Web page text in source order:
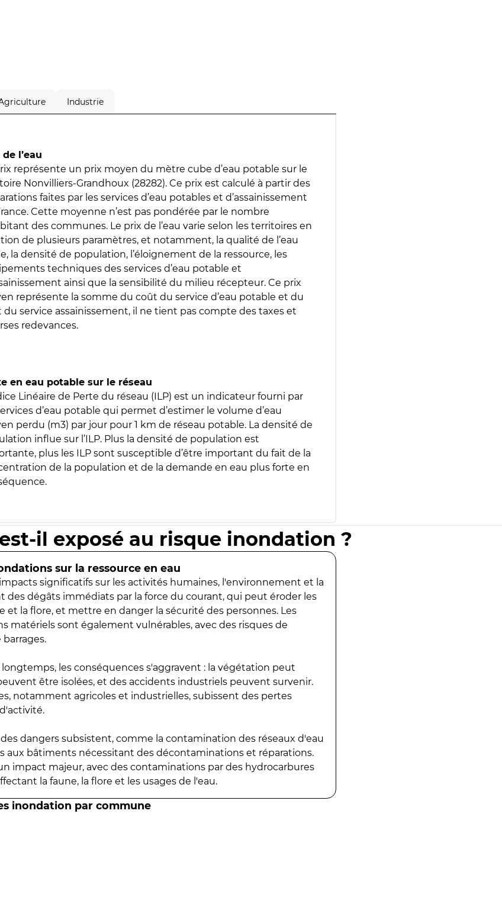
Industrie
l’eau
représente un prix moyen du mètre cube d’eau potable sur le
Nonvilliers-Grandhoux (28282). Ce prix est calculé à partir des
faites par les services d’eau potables et d’assainissement
Cette moyenne n’est pas pondérée par le nombre
des communes. Le prix de l’eau varie selon les territoires en
de plusieurs paramètres, et notamment, la qualité de l’eau
la densité de population, l’éloignement de la ressource, les
techniques des services d’eau potable et
ainsi que la sensibilité du milieu récepteur. Ce prix
représente la somme du coût du service d’eau potable et du
du service assainissement, il ne tient pas compte des taxes et
redevances.
en eau potable sur le réseau
Linéaire de Perte du réseau (ILP) est un indicateur fourni par
d’eau potable qui permet d’estimer le volume d’eau
perdu (m3) par jour pour 1 km de réseau potable. La densité de
influe sur l’ILP. Plus la densité de population est
plus les ILP sont susceptible d’être important du fait de la
de la population et de la demande en eau plus forte en
il exposé au risque inondation ?
sur la ressource en eau
significatifs sur les activités humaines, l'environnement et la
des dégâts immédiats par la force du courant, qui peut éroder les
et la flore, et mettre en danger la sécurité des personnes. Les
matériels sont également vulnérables, avec des risques de
les conséquences s'aggravent : la végétation peut
être isolées, et des accidents industriels peuvent survenir.
notamment agricoles et industrielles, subissent des pertes
dangers subsistent, comme la contamination des réseaux d'eau
aux bâtiments nécessitant des décontaminations et réparations.
impact majeur, avec des contaminations par des hydrocarbures
la faune, la flore et les usages de l'eau.
inondation par commune